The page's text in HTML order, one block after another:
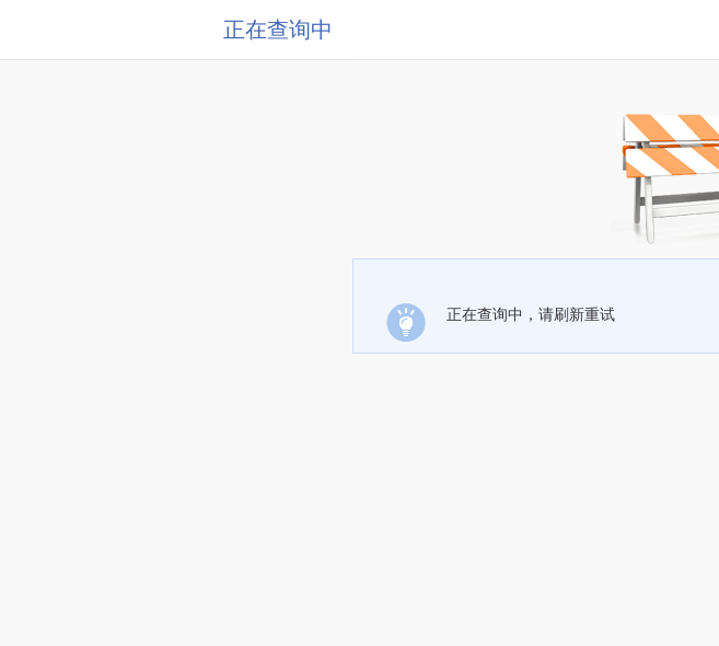
正在查询中
正在查询中，请刷新重试